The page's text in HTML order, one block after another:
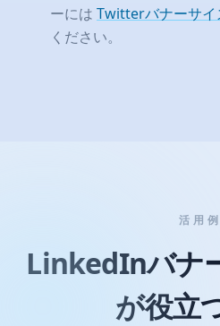
ーには Twitterバナーサイ
ください。
活用例
LinkedInバナ
が役立